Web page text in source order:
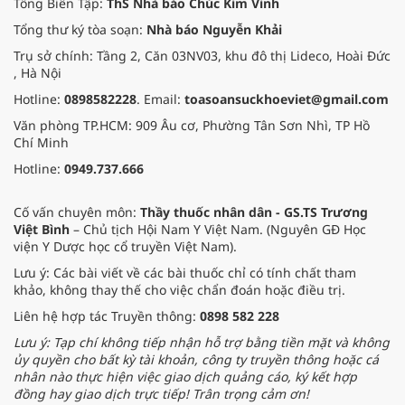
Tổng Biên Tập: ThS Nhà báo Chúc Kim Vinh
Tổng thư ký tòa soạn: Nhà báo Nguyễn Khải
Trụ sở chính: Tầng 2, Căn 03NV03, khu đô thị Lideco, Hoài Đức
, Hà Nội
Hotline: 0898582228. Email: toasoansuckhoeviet@gmail.com
Văn phòng TP.HCM: 909 Âu cơ, Phường Tân Sơn Nhì, TP Hồ
Chí Minh
Hotline: 0949.737.666
Cố vấn chuyên môn: Thầy thuốc nhân dân - GS.TS Trương
Việt Bình – Chủ tịch Hội Nam Y Việt Nam. (Nguyên GĐ Học
viện Y Dược học cổ truyền Việt Nam).
Lưu ý: Các bài viết về các bài thuốc chỉ có tính chất tham
khảo, không thay thế cho việc chẩn đoán hoặc điều trị.
Liên hệ hợp tác Truyền thông: 0898 582 228
Lưu ý: Tạp chí không tiếp nhận hỗ trợ bằng tiền mặt và không
ủy quyền cho bất kỳ tài khoản, công ty truyền thông hoặc cá
nhân nào thực hiện việc giao dịch quảng cáo, ký kết hợp
đồng hay giao dịch trực tiếp! Trân trọng cảm ơn!